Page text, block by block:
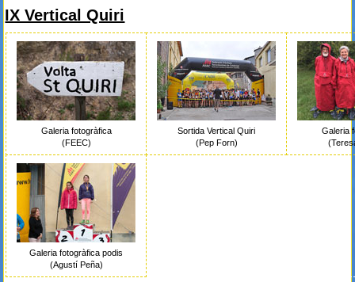
IX Vertical Quiri
Galeria fotogràfica
(FEEC)
Sortida Vertical Quiri
(Pep Forn)
Galeria
Galeria fotogràfica podis
(Agustí Peña)